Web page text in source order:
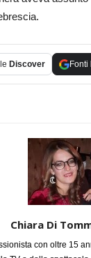
Discover Fonti
Chiara Di
con oltre 15